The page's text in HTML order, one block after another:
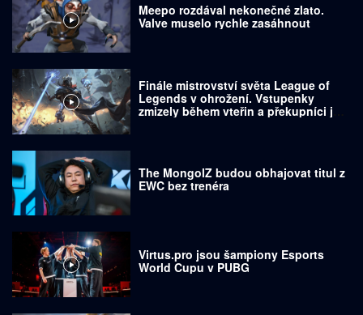
Meepo rozdával nekonečné zlato.
Valve muselo rychle zasáhnout
Finále mistrovství světa League of
Legends v ohrožení. Vstupenky
zmizely během vteřin a překupníci je
The MongolZ budou obhajovat titul z
EWC bez trenéra
Virtus.pro jsou šampiony Esports
World Cupu v PUBG